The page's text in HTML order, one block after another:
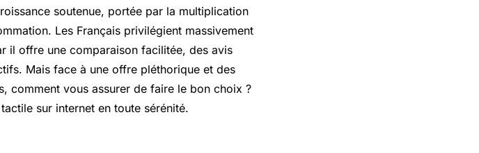
soutenue, portée par la multiplication
Les Français privilégient massivement
il offre une comparaison facilitée, des avis
Mais face à une offre pléthorique et des
comment vous assurer de faire le bon choix ?
sur internet en toute sérénité.